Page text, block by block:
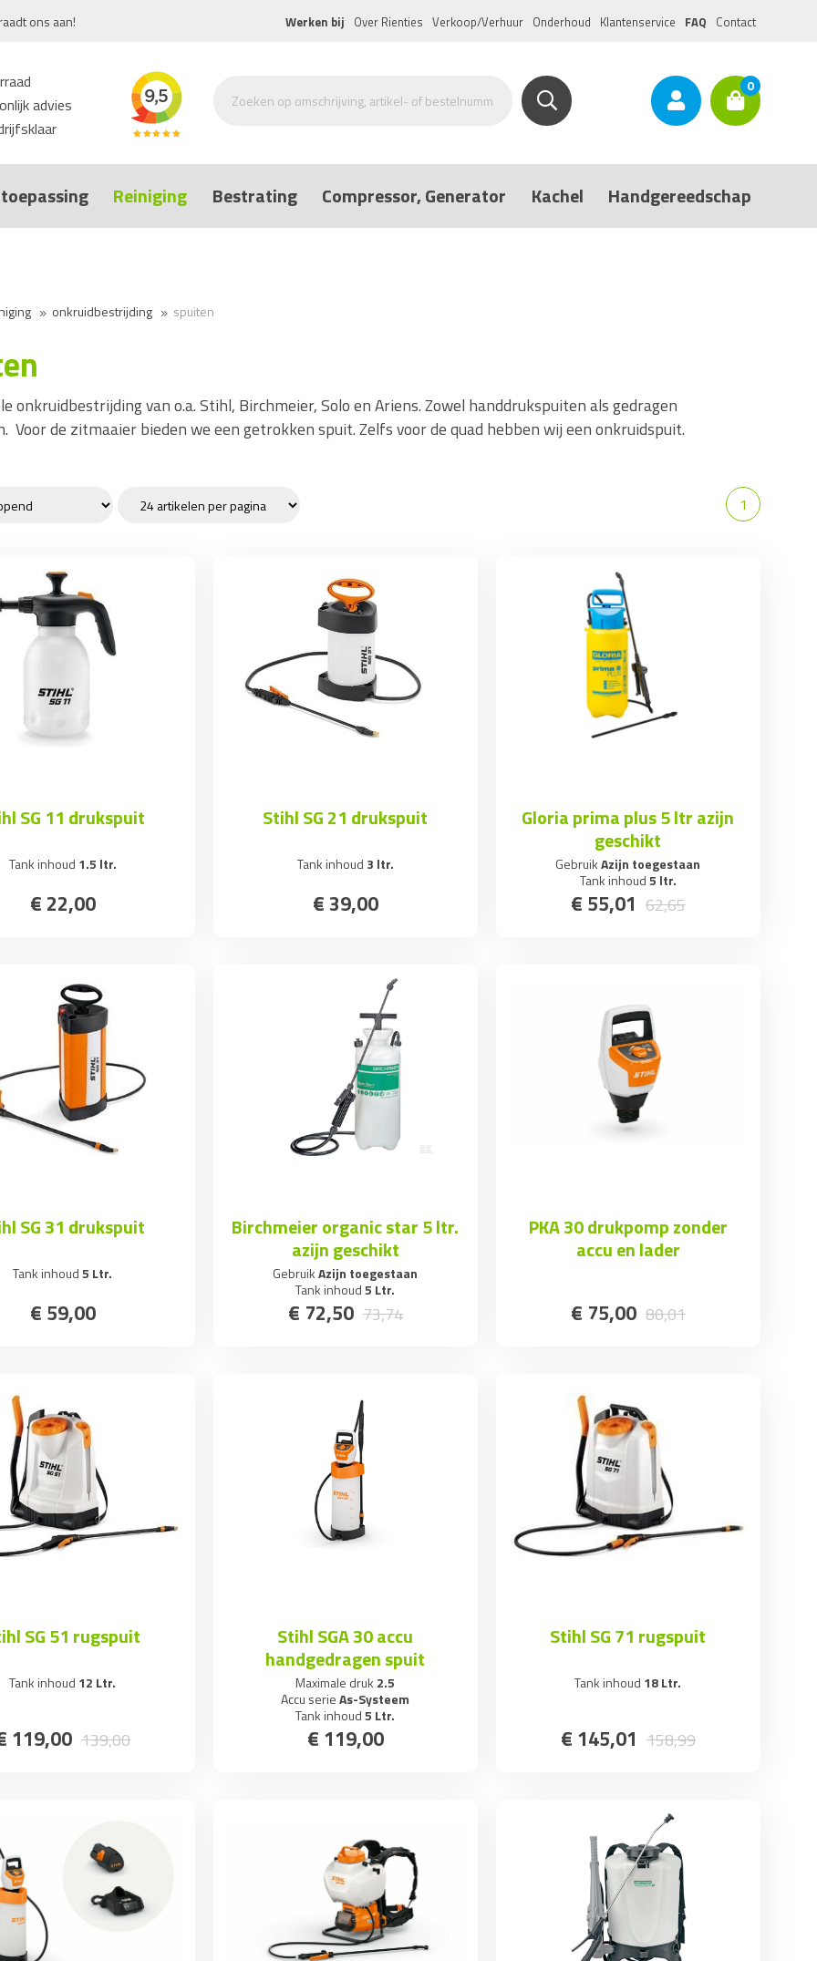
ons aan! Werken bij Over Rienties Verkoop/Verhuur Onderhoud Klantenservice FAQ Contact
advies
0
Reiniging Bestrating Compressor, Generator Kachel Handgereedschap
onkruidbestrijding spuiten
onkruidbestrijding van o.a. Stihl, Birchmeier, Solo en Ariens. Zowel handdrukspuiten als gedragen
Voor de zitmaaier bieden we een getrokken spuit. Zelfs voor de quad hebben wij een onkruidspuit.
1
SG 11 drukspuit
Tank inhoud 1.5 ltr.
€ 22,00
Stihl SG 21 drukspuit
Tank inhoud 3 ltr.
€ 39,00
Gloria prima plus 5 ltr azijn
geschikt
GebruikAzijn toegestaan
Tank inhoud5 ltr.
€ 55,01 62,65
SG 31 drukspuit
Tank inhoud5 Ltr.
€ 59,00
Birchmeier organic star 5 ltr.
azijn geschikt
GebruikAzijn toegestaan
Tank inhoud5 Ltr.
€ 72,50 73,74
PKA 30 drukpomp zonder
accu en lader
€ 75,00 80,01
SG 51 rugspuit
Tank inhoud 12 Ltr.
119,00 139,00
Stihl SGA 30 accu
handgedragen spuit
Maximale druk 2.5
Accu serieAs-Systeem
Tank inhoud5 Ltr.
€ 119,00
Stihl SG 71 rugspuit
Tank inhoud 18 Ltr.
€ 145,01 158,99